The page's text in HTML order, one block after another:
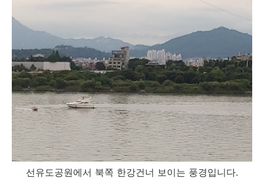
선유도공원에서 북쪽 한강건너 보이는 풍경입니다.